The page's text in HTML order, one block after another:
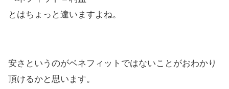
とはちょっと違いますよね。
安さというのがベネフィットではないことがおわかり
頂けるかと思います。